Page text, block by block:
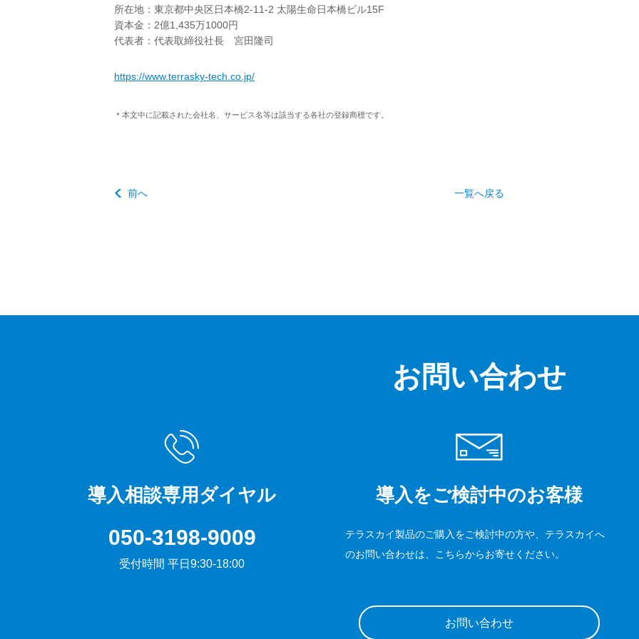
所在地：東京都中央区日本橋2-11-2 太陽生命日本橋ビル15F
資本金：2億1,435万1000円
代表者：代表取締役社長 宮田隆司
https://www.terrasky-tech.co.jp/
＊本文中に記載された会社名、サービス名等は該当する各社の登録商標です。
前へ 一覧へ戻る
お問い合わせ
導入相談専用ダイヤル
050-3198-9009
受付時間 平日9:30-18:00
導入をご検討中のお客様
テラスカイ製品のご購入をご検討中の方や、テラスカイへ
のお問い合わせは、こちらからお寄せください。
お問い合わせ